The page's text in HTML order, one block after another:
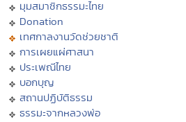
มุมสมาชิกธรรมะไทย
Donation
เทศกาลงานวัดช่วยชาติ
การเผยแผ่ศาสนา
ประเพณีไทย
บอกบุญ
สถานปฏิบัติธรรม
ธรรมะจากหลวงพ่อ